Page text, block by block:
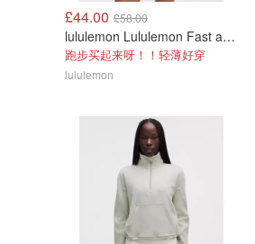
£44.00 £58.00
lululemon Lululemon Fast and Free 女士背心
跑步买起来呀！！轻薄好穿
lululemon